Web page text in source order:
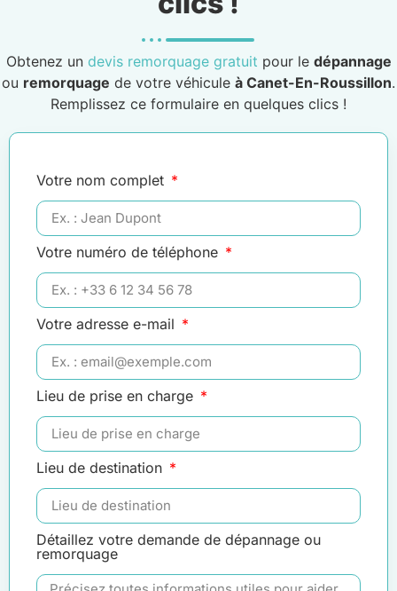
Obtenez un devis remorquage gratuit pour le dépannage
ou remorquage de votre véhicule à Canet-En-Roussillon.
Remplissez ce formulaire en quelques clics !
Votre nom complet
Votre numéro de téléphone
Votre adresse e-mail
Lieu de prise en charge
Lieu de destination
Détaillez votre demande de dépannage ou
remorquage